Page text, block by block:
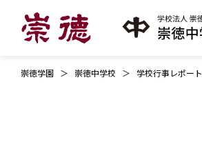
崇徳学園 崇徳中学校 学校行事レポート